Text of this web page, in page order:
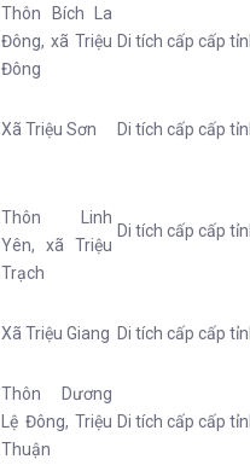
Thôn Bích La
Đông, xã Triệu
Đông
Di tích cấp cấp
Xã Triệu Sơn Di tích cấp cấp
Thôn Linh
Yên, xã Triệu
Trạch
Di tích cấp cấp
Xã Triệu Giang Di tích cấp cấp
Thôn Dương
Lệ Đông, Triệu
Thuận
Di tích cấp cấp